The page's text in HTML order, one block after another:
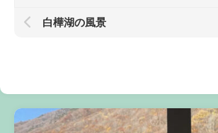
白樺湖の風景